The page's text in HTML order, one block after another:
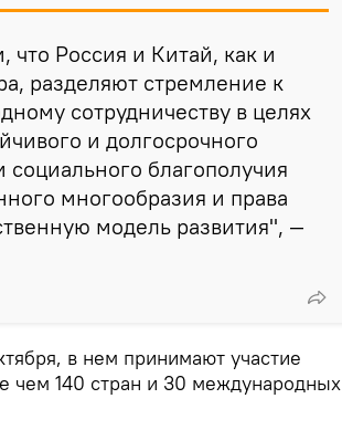
Россия и Китай, как и
разделяют стремление к
сотрудничеству в целях
и долгосрочного
благополучия
многообразия и права
модель развития", —
в нем принимают участие
чем 140 стран и 30 международных